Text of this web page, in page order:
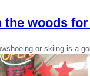
woods
or skiing is a